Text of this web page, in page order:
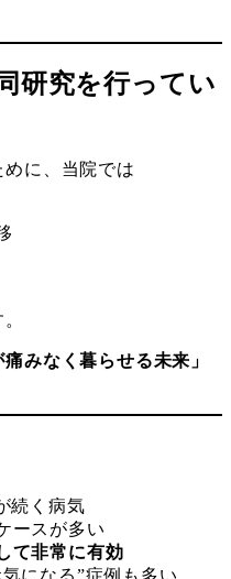
研究を行ってい
に、当院では
痛みなく暮らせる未来」
続く病気
ースが多い
て非常に有効
になる”症例も多い